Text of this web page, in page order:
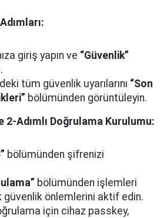
giriş yapın ve “Güvenlik”
tüm güvenlik uyarılarını “Son
bölümünden görüntüleyin.
2-Adımlı Doğrulama Kurulumu:
bölümünden şifrenizi
bölümünden işlemleri
güvenlik önlemlerini aktif edin.
için cihaz passkey,